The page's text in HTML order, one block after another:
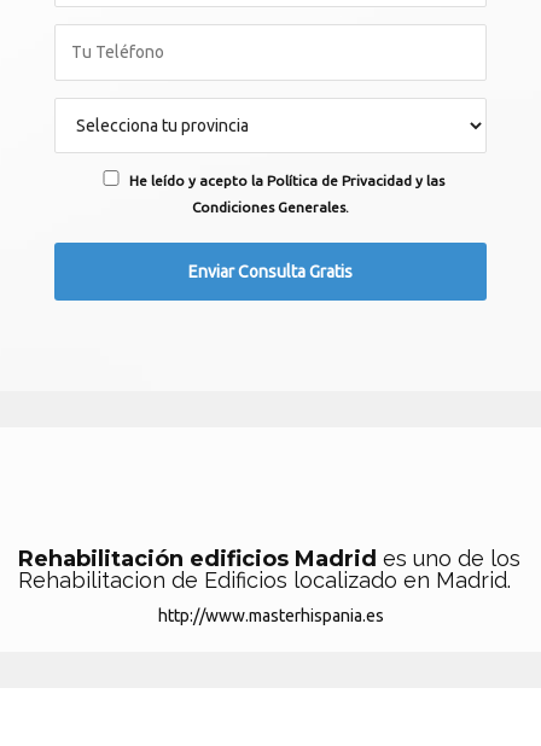
He leído y acepto la Política de Privacidad y las
Condiciones Generales.
Rehabilitación edificios Madrid es uno de los
Rehabilitacion de Edificios localizado en Madrid.
http://www.masterhispania.es